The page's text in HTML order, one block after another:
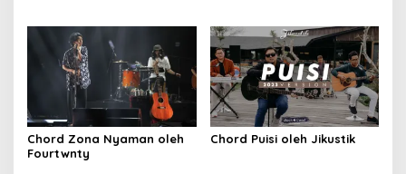
Chord Zona Nyaman oleh
Fourtwnty
Chord Puisi oleh Jikustik